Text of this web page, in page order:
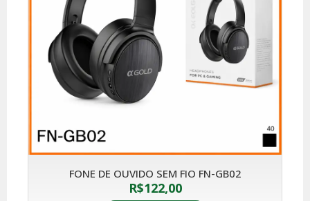
FONE DE OUVIDO SEM FIO FN-GB02
R$122,00